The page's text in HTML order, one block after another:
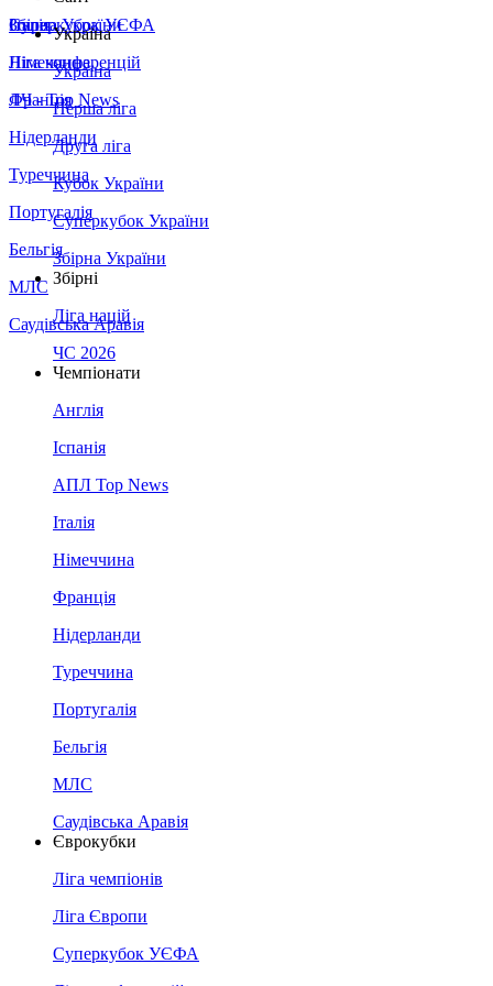
Збірна України
Італія
Німеччина
Франція
Нідерланди
Туреччина
Португалія
Бельгія
МЛС
Саудівська Аравія
Суперкубок УЄФА
Ліга конференцій
ЛЧ - Top News
Україна
Україна
Перша ліга
Друга ліга
Кубок України
Суперкубок України
Збірна України
Збірні
Ліга націй
ЧС 2026
Чемпіонати
Англія
Іспанія
АПЛ Top News
Італія
Німеччина
Франція
Нідерланди
Туреччина
Португалія
Бельгія
МЛС
Саудівська Аравія
Єврокубки
Ліга чемпіонів
Ліга Європи
Суперкубок УЄФА